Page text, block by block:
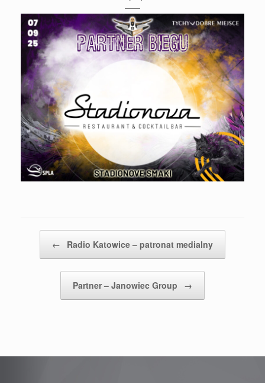
——
← Radio Katowice – patronat medialny
Partner – Janowiec Group →